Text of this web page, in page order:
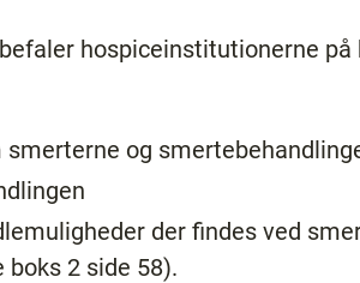
hospiceinstitutionerne på
og
der findes ved
2 side 58).